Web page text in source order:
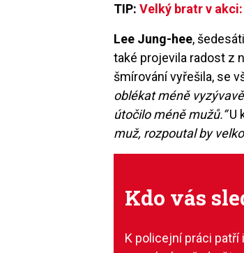
TIP:Velký bratr v
Lee Jung-hee,
také projevila radost z
šmírování vyřešila, se
oblékat méně
útočilo méně mužů.“U
muž, rozpoutal by
Kdo vás
K policejní práci